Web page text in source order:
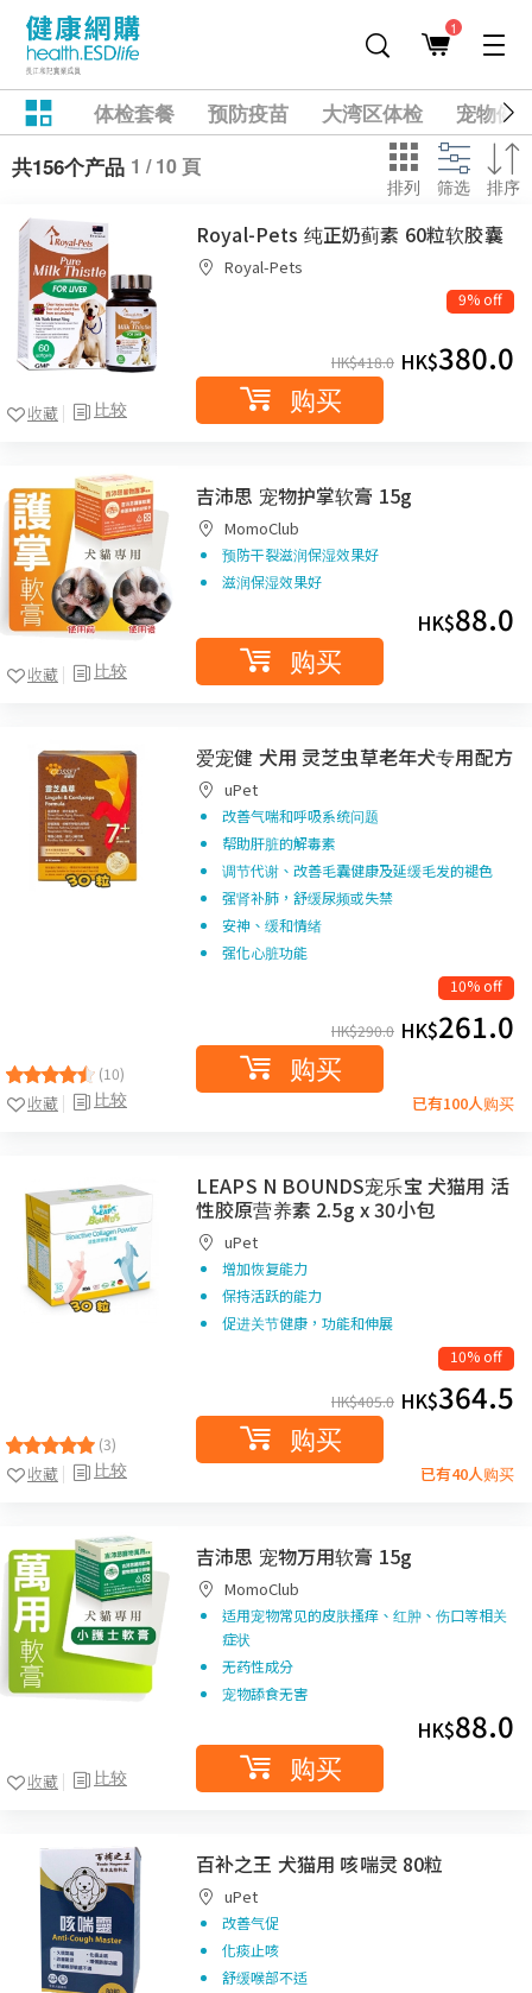
1
体检套餐 预防疫苗 大湾区体检
宠物健
共156个产品 1 / 10 頁
排列 筛选 排序
比较
收藏
Royal-Pets 纯正奶蓟素 60粒软胶囊
Royal-Pets
9% off
HK$418.0 HK$380.0
购买
比较
收藏
吉沛思 宠物护掌软膏 15g
MomoClub
预防干裂滋润保湿效果好
滋润保湿效果好
HK$88.0
购买
(10)
比较
收藏
爱宠健 犬用 灵芝虫草老年犬专用配方
uPet
改善气喘和呼吸系统问题
帮助肝脏的解毒素
调节代谢、改善毛囊健康及延缓毛发的褪色
强肾补肺，舒缓尿频或失禁
安神、缓和情绪
强化心脏功能
10% off
HK$290.0 HK$261.0
购买
已有100人购买
(3)
比较
收藏
LEAPS N BOUNDS宠乐宝 犬猫用 活
性胶原营养素 2.5g x 30小包
uPet
增加恢复能力
保持活跃的能力
促进关节健康，功能和伸展
10% off
HK$405.0 HK$364.5
购买
已有40人购买
比较
收藏
吉沛思 宠物万用软膏 15g
MomoClub
适用宠物常见的皮肤搔痒、红肿、伤口等相关
症状
无药性成分
宠物舔食无害
HK$88.0
购买
百补之王 犬猫用 咳喘灵 80粒
uPet
改善气促
化痰止咳
舒缓喉部不适